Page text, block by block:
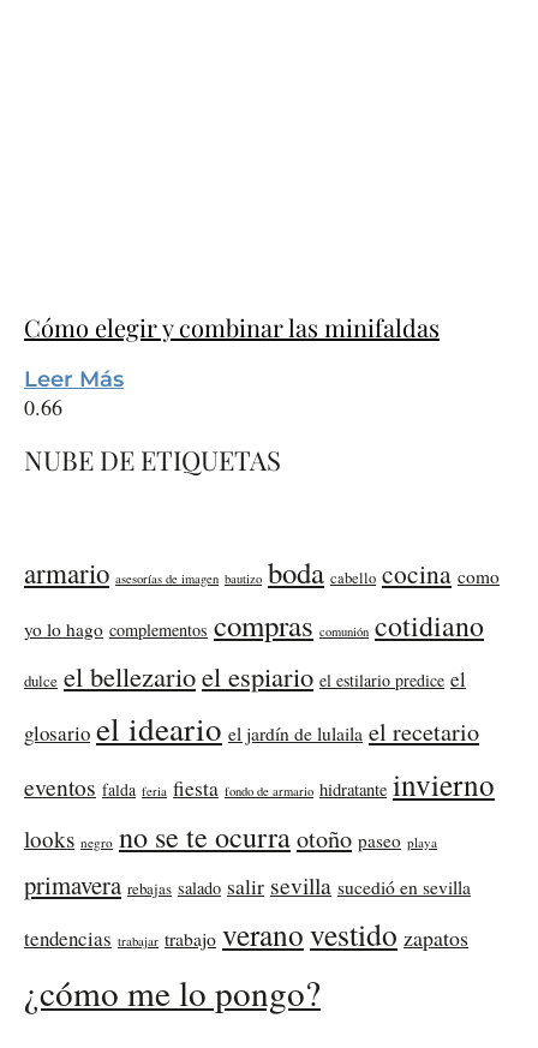
Cómo elegir y combinar las minifaldas
Leer Más
NUBE DE ETIQUETAS
armario asesorías de imagen bautizo boda cabello cocina como
yo lo hago complementos compras comunión cotidiano
dulce el bellezarioel espiario el estilario predice el
glosario el ideario el jardín de lulaila el recetario
eventos falda feria fiesta fondo de armario hidratante invierno
looks negro no se te ocurraotoño paseo playa
primavera rebajas salado salir sevilla sucedió en sevilla
tendencias trabajar trabajo veranovestido zapatos
¿cómo me lo pongo?